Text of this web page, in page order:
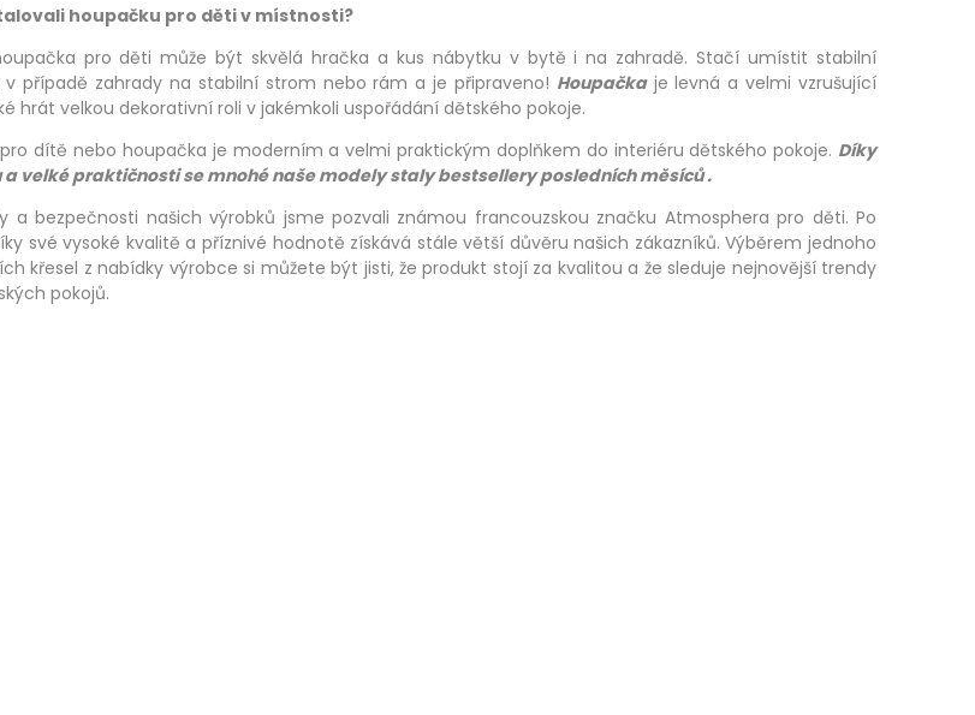
houpačku pro děti v místnosti?
pro děti může být skvělá hračka a kus nábytku v bytě i na zahradě. Stačí umístit stabilní
případě zahrady na stabilní strom nebo rám a je připraveno! Houpačka je levná a velmi vzrušující
hrát velkou dekorativní roli v jakémkoli uspořádání dětského pokoje.
dítě nebo houpačka je moderním a velmi praktickým doplňkem do interiéru dětského pokoje. Díky
velké praktičnosti se mnohé naše modely staly bestsellery posledních měsíců .
a bezpečnosti našich výrobků jsme pozvali známou francouzskou značku Atmosphera pro děti. Po
své vysoké kvalitě a příznivé hodnotě získává stále větší důvěru našich zákazníků. Výběrem jednoho
křesel z nabídky výrobce si můžete být jisti, že produkt stojí za kvalitou a že sleduje nejnovější trendy
pokojů.